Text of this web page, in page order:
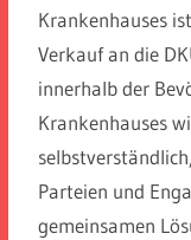
Krankenhauses
Verkauf an die
innerhalb der
Krankenhauses
Parteien und
gemeinsamen